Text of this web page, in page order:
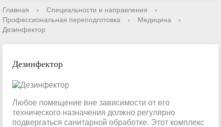
Главная › Специальности и направления
›
Профессиональная переподготовка
› Медицина
›
Дезинфектор
Дезинфектор
Любое помещение вне зависимости от его
технического назначения должно регулярно
подвергаться санитарной обработке. Этот комплекс